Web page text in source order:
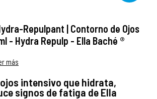
Repulpant | Contorno de Ojos
- Hydra Repulp - Ella Baché ®
más
intensivo que hidrata,
signos de fatiga de Ella